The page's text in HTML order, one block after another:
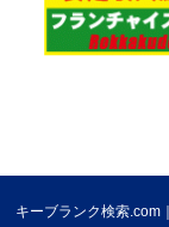
キーブランク検索.com